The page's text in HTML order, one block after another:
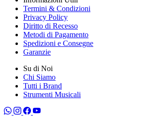
Termini & Condizioni
Privacy Policy
Diritto di Recesso
Metodi di Pagamento
Spedizioni e Consegne
Garanzie
Su di Noi
Chi Siamo
Tutti i Brand
Strumenti Musicali